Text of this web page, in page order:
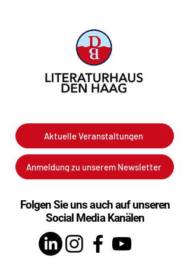
Aktuelle Veranstaltungen
Anmeldung zu unserem Newsletter
Folgen Sie uns auch auf unseren
Social Media Kanälen